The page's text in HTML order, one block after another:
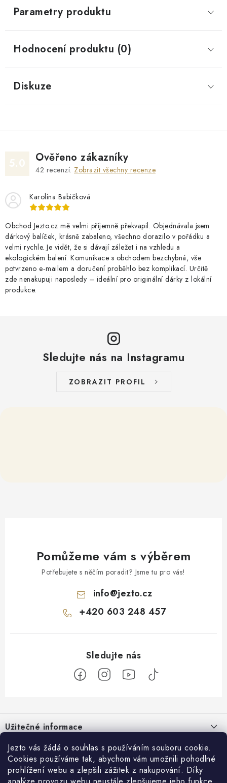
Jezto vás žádá o souhlas s používáním souboru cookie.
Cookies používáme tak, abychom vám umožnili pohodlné
prohlížení webu a zlepšili zážitek z nakupování. Díky
Parametry produktu
Hodnocení produktu (0)
Diskuze
Ověřeno zákazníky
42 recenzí. Zobrazit všechny recenze
Karolína Babičková
Obchod Jezto.cz mě velmi příjemně překvapil. Objednávala jsem
dárkový balíček, krásně zabaleno, všechno dorazilo v pořádku a
velmi rychle. Je vidět, že si dávají záležet i na vzhledu a
ekologickém balení. Komunikace s obchodem bezchybná, vše
potvrzeno e‑mailem a doručení proběhlo bez komplikací. Určitě
zde nenakupuji naposledy – ideální pro originální dárky z lokální
produkce.
Sledujte nás na Instagramu
ZOBRAZIT PROFIL
Pomůžeme vám s výběrem
Potřebujete s něčím poradit? Jsme tu pro vás!
info@jezto.cz
+420 603 248 457
pUžitečné informace
O nás
Náš příběh
Zákaznický servis
Obchodní podmínky
Přijímáme online platby